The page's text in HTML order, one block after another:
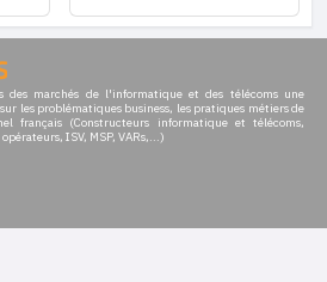
des marchés de l'informatique et des télécoms une
les problématiques business, les pratiques métiers de
français (Constructeurs informatique et télécoms,
ISV, MSP, VARs,...)